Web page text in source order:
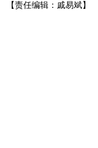
【责任编辑：戚易斌】